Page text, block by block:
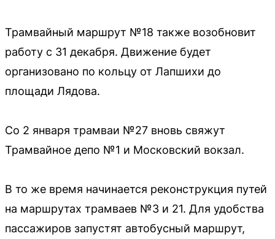
Трамвайный маршрут №18 также возобновит
работу с 31 декабря. Движение будет
организовано по кольцу от Лапшихи до
площади Лядова.
Со 2 января трамваи №27 вновь свяжут
Трамвайное депо №1 и Московский вокзал.
В то же время начинается реконструкция путей
на маршрутах трамваев №3 и 21. Для удобства
пассажиров запустят автобусный маршрут,